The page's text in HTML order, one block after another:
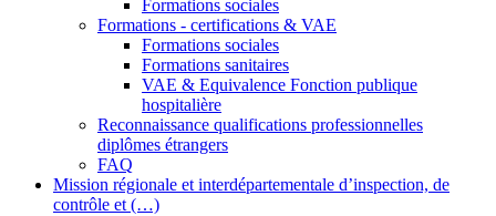
Formations sociales
Formations - certifications & VAE
Formations sociales
Formations sanitaires
VAE & Equivalence Fonction publique
hospitalière
Reconnaissance qualifications professionnelles
diplômes étrangers
FAQ
Mission régionale et interdépartementale d’inspection, de
contrôle et (…)